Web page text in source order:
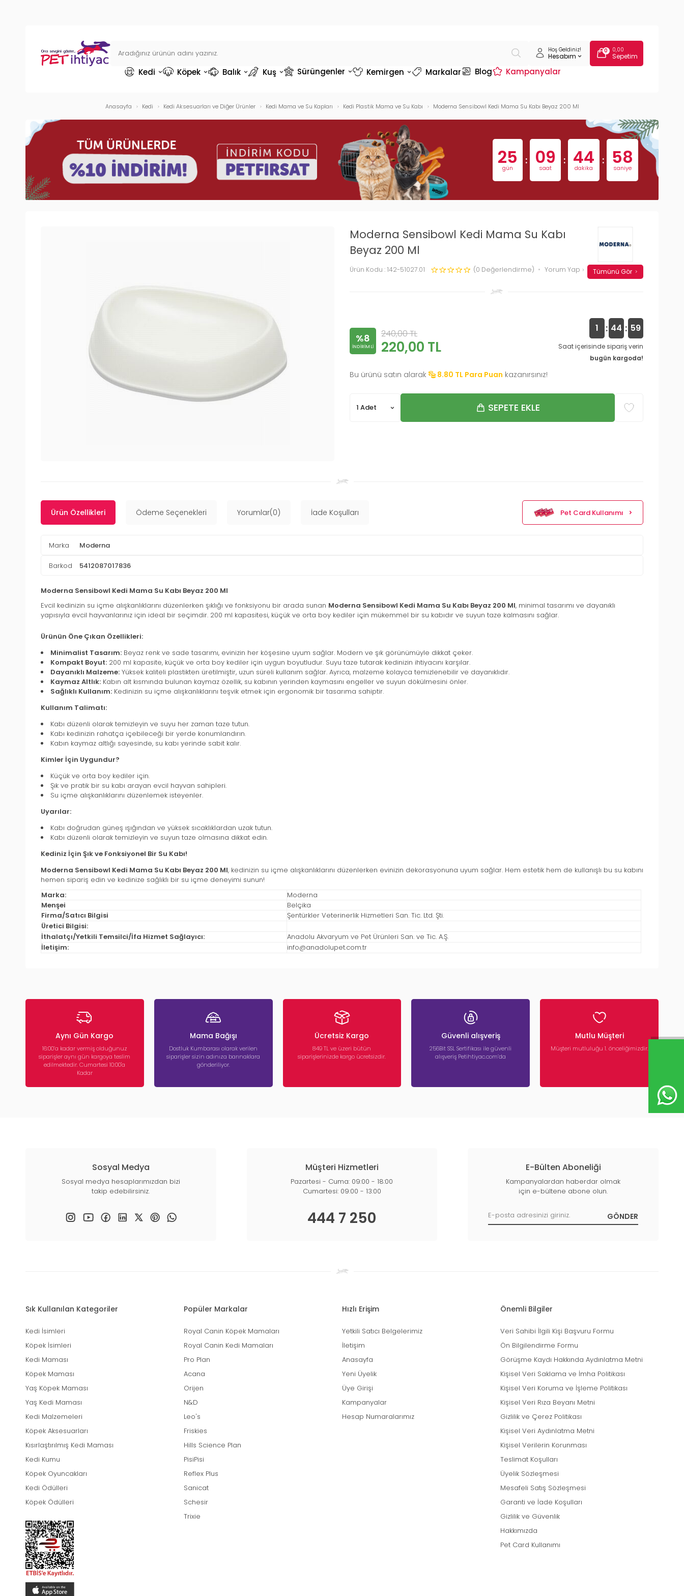
Hoş Geldiniz!
Hesabım
0 0,00
Sepetim
Kedi Köpek Balık Kuş Sürüngenler Kemirgen Markalar Blog Kampanyalar
Anasayfa Kedi Kedi Aksesuarları ve Diğer Ürünler Kedi Mama ve Su Kapları Kedi Plastik Mama ve Su Kabı Moderna Sensibowl Kedi Mama Su Kabı Beyaz 200 Ml
25
gün 09
saat 44
dakika 57
saniye
Moderna Sensibowl Kedi Mama Su Kabı
Beyaz 200 Ml
Ürün Kodu : 142-51027.01 (0 Değerlendirme) Yorum Yap Tümünü Gör
%8
INDIRIMLI
240,00TL
220,00 TL
1 : 44 : 58
Saat içerisinde sipariş verin
bugün kargoda!
Bu ürünü satın alarak 8.80 TL Para Puan kazanırsınız!
SEPETE EKLE
Ürün Özellikleri Ödeme Seçenekleri Yorumlar(0) İade Koşulları Pet Card Kullanımı
Marka Moderna
Barkod 5412087017836
Moderna Sensibowl Kedi Mama Su Kabı Beyaz 200 Ml
Evcil kedinizin su içme alışkanlıklarını düzenlerken şıklığı ve fonksiyonu bir arada sunan Moderna Sensibowl Kedi Mama Su Kabı Beyaz 200 Ml, minimal tasarımı ve dayanıklı
yapısıyla evcil hayvanlarınız için ideal bir seçimdir. 200 ml kapasitesi, küçük ve orta boy kediler için mükemmel bir su kabıdır ve suyun taze kalmasını sağlar.
Ürünün Öne Çıkan Özellikleri:
Minimalist Tasarım: Beyaz renk ve sade tasarımı, evinizin her köşesine uyum sağlar. Modern ve şık görünümüyle dikkat çeker.
Kompakt Boyut: 200 ml kapasite, küçük ve orta boy kediler için uygun boyutludur. Suyu taze tutarak kedinizin ihtiyacını karşılar.
Dayanıklı Malzeme: Yüksek kaliteli plastikten üretilmiştir, uzun süreli kullanım sağlar. Ayrıca, malzeme kolayca temizlenebilir ve dayanıklıdır.
Kaymaz Altlık: Kabın alt kısmında bulunan kaymaz özellik, su kabının yerinden kaymasını engeller ve suyun dökülmesini önler.
Sağlıklı Kullanım: Kedinizin su içme alışkanlıklarını teşvik etmek için ergonomik bir tasarıma sahiptir.
Kullanım Talimatı:
Kabı düzenli olarak temizleyin ve suyu her zaman taze tutun.
Kabı kedinizin rahatça içebileceği bir yerde konumlandırın.
Kabın kaymaz altlığı sayesinde, su kabı yerinde sabit kalır.
Kimler İçin Uygundur?
Küçük ve orta boy kediler için.
Şık ve pratik bir su kabı arayan evcil hayvan sahipleri.
Su içme alışkanlıklarını düzenlemek isteyenler.
Uyarılar:
Kabı doğrudan güneş ışığından ve yüksek sıcaklıklardan uzak tutun.
Kabı düzenli olarak temizleyin ve suyun taze olmasına dikkat edin.
Kediniz İçin Şık ve Fonksiyonel Bir Su Kabı!
Moderna Sensibowl Kedi Mama Su Kabı Beyaz 200 Ml, kedinizin su içme alışkanlıklarını düzenlerken evinizin dekorasyonuna uyum sağlar. Hem estetik hem de kullanışlı bu su kabını
hemen sipariş edin ve kedinize sağlıklı bir su içme deneyimi sunun!
Marka:
Moderna
Menşei
Belçika
Firma/Satıcı Bilgisi
Şentürkler Veterinerlik Hizmetleri San. Tic. Ltd. Şti.
Üretici Bilgisi:
İthalatçı/Yetkili Temsilci/İfa Hizmet Sağlayıcı:
Anadolu Akvaryum ve Pet Ürünleri San. ve Tic. A.Ş.
İletişim:
info@anadolupet.com.tr
Aynı Gün Kargo
16:00’a kadar vermiş olduğunuz
siparişler aynı gün kargoya teslim
edilmektedir. Cumartesi 10:00'a
Kadar
Mama Bağışı
Dostluk Kumbarası olarak verilen
siparişler sizin adınıza barınaklara
gönderiliyor.
Ücretsiz Kargo
849 TL ve üzeri bütün
siparişlerinizde kargo ücretsizdir.
Güvenli alışveriş
256Bit SSL Sertifikası ile güvenli
alışveriş Petihtiyac.com’da
Mutlu Müşteri
Müşteri mutluluğu 1. önceliğimizdir.
Sosyal Medya
Sosyal medya hesaplarımızdan bizi
takip edebilirsiniz.
Müşteri Hizmetleri
Pazartesi - Cuma: 09:00 - 18:00
Cumartesi: 09:00 - 13:00
444 7 250
E-Bülten Aboneliği
Kampanyalardan haberdar olmak
için e-bültene abone olun.
Sık Kullanılan Kategoriler
Kedi İsimleri
Köpek İsimleri
Kedi Maması
Köpek Maması
Yaş Köpek Maması
Yaş Kedi Maması
Kedi Malzemeleri
Köpek Aksesuarları
Kısırlaştırılmış Kedi Maması
Kedi Kumu
Köpek Oyuncakları
Kedi Ödülleri
Köpek Ödülleri
Popüler Markalar
Royal Canin Köpek Mamaları
Royal Canin Kedi Mamaları
Pro Plan
Acana
Orijen
N&D
Leo's
Friskies
Hills Science Plan
PisiPisi
Reflex Plus
Sanicat
Schesir
Trixie
Hızlı Erişim
Yetkili Satıcı Belgelerimiz
İletişim
Anasayfa
Yeni Üyelik
Üye Girişi
Kampanyalar
Hesap Numaralarımız
Önemli Bilgiler
Veri Sahibi İlgili Kişi Başvuru Formu
Ön Bilgilendirme Formu
Görüşme Kaydı Hakkında Aydınlatma Metni
Kişisel Veri Saklama ve İmha Politikası
Kişisel Veri Koruma ve İşleme Politikası
Kişisel Veri Rıza Beyanı Metni
Gizlilik ve Çerez Politikası
Kişisel Veri Aydınlatma Metni
Kişisel Verilerin Korunması
Teslimat Koşulları
Üyelik Sözleşmesi
Mesafeli Satış Sözleşmesi
Garanti ve İade Koşulları
Gizlilik ve Güvenlik
Hakkımızda
Pet Card Kullanımı